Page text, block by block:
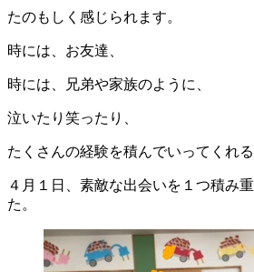
たのもしく感じられます。
時には、お友達、
時には、兄弟や家族のように、
泣いたり笑ったり、
たくさんの経験を積んでいってくれ
４月１日、素敵な出会いを１つ積み
た。